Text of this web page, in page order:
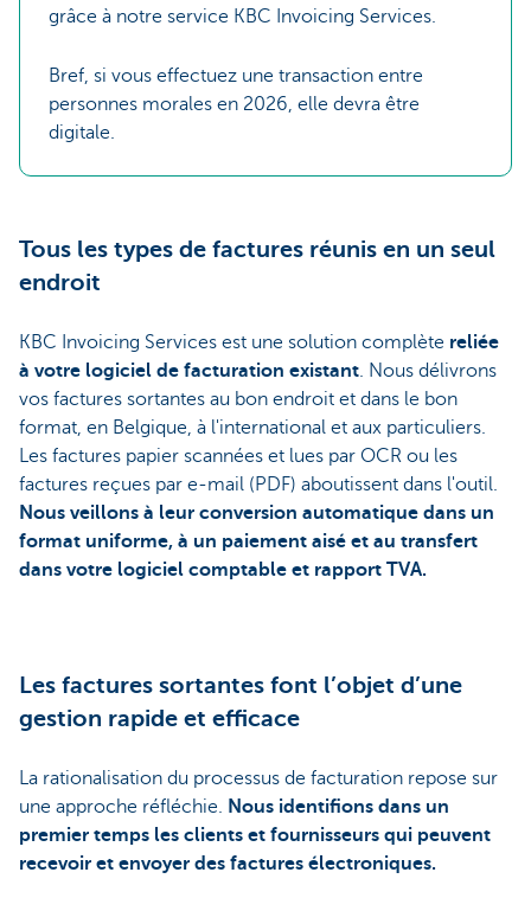
grâce à notre service KBC Invoicing Services.
Bref, si vous effectuez une transaction entre
personnes morales en 2026, elle devra être
digitale.
Tous les types de factures réunis en un seul
endroit
KBC Invoicing Services est une solution complète reliée
à votre logiciel de facturation existant. Nous délivrons
vos factures sortantes au bon endroit et dans le bon
format, en Belgique, à l'international et aux particuliers.
Les factures papier scannées et lues par OCR ou les
factures reçues par e-mail (PDF) aboutissent dans l'outil.
Nous veillons à leur conversion automatique dans un
format uniforme, à un paiement aisé et au transfert
dans votre logiciel comptable et rapport TVA.
Les factures sortantes font l’objet d’une
gestion rapide et efficace
La rationalisation du processus de facturation repose sur
une approche réfléchie. Nous identifions dans un
premier temps les clients et fournisseurs qui peuvent
recevoir et envoyer des factures électroniques.